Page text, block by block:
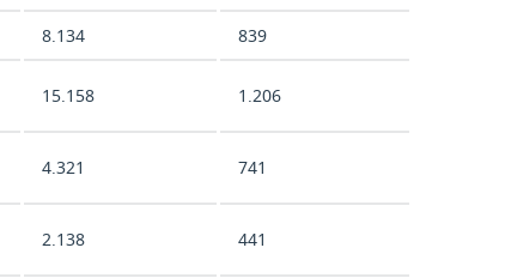
8.134 839
15.158 1.206
4.321 741
2.138 441